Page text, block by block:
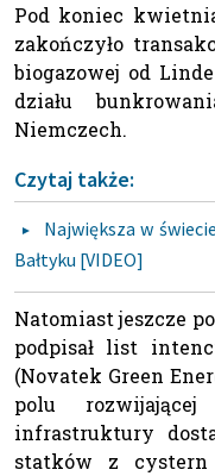
Pod koniec
zakończyło
biogazowej od
działu
Niemczech.
Czytaj także:
Największa w
Bałtyku [VIDEO]
Natomiast jeszcze
podpisał list
(Novatek Green
polu
infrastruktury
statków z